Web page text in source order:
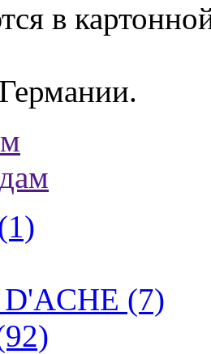
в
(7)